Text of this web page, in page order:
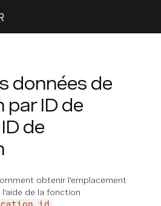
données de
par ID de
de
obtenir l'emplacement
de la fonction